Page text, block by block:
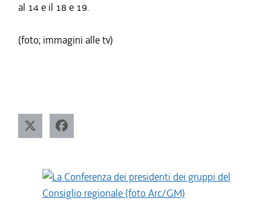
al 14 e il 18 e 19.
(foto; immagini alle tv)